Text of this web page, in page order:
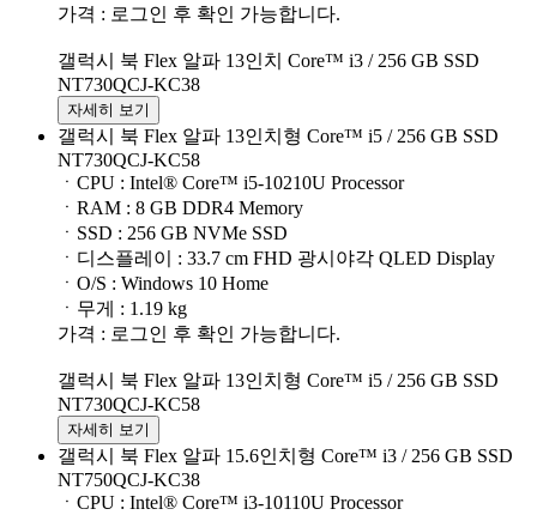
가격 : 로그인 후 확인 가능합니다.
갤럭시 북 Flex 알파 13인치 Core™ i3 / 256 GB SSD
NT730QCJ-KC38
자세히 보기
갤럭시 북 Flex 알파 13인치형 Core™ i5 / 256 GB SSD
NT730QCJ-KC58
ㆍCPU : Intel® Core™ i5-10210U Processor
ㆍRAM : 8 GB DDR4 Memory
ㆍSSD : 256 GB NVMe SSD
ㆍ디스플레이 : 33.7 cm FHD 광시야각 QLED Display
ㆍO/S : Windows 10 Home
ㆍ무게 : 1.19 kg
가격 : 로그인 후 확인 가능합니다.
갤럭시 북 Flex 알파 13인치형 Core™ i5 / 256 GB SSD
NT730QCJ-KC58
자세히 보기
갤럭시 북 Flex 알파 15.6인치형 Core™ i3 / 256 GB SSD
NT750QCJ-KC38
ㆍCPU : Intel® Core™ i3-10110U Processor